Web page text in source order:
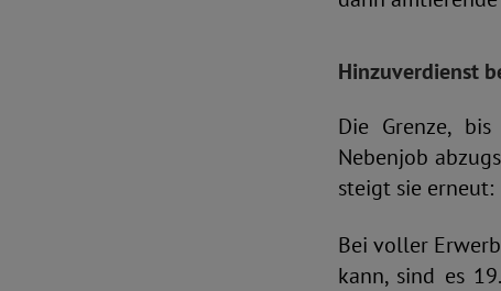
Hinzuverdienst
Die Grenze,
Nebenjob
steigt sie erneut:
Bei voller
kann, sind es